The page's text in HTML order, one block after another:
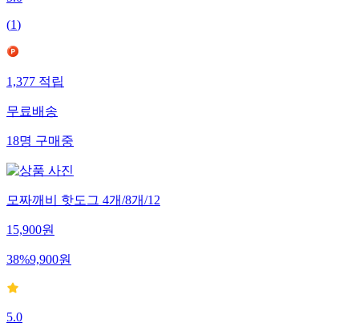
5.0
(1)
1,377적립
무료배송
18명구매중
모짜깨비 핫도그 4개/8개/12
15,900원
38%9,900원
5.0